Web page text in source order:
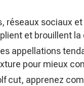
réseaux sociaux
et brouillent
appellations
pour mieux
cut, apprenez